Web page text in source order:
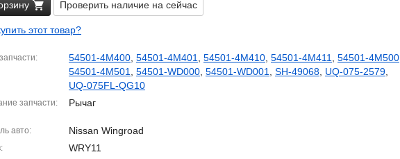
Проверить наличие на сейчас
этот товар?
54501-4M400 54501-4M401 54501-4M410 54501-4M411 54501-4M500
54501-4M501
54501-WD000 54501-WD001 SH-49068 UQ-075-2579
UQ-075FL-QG10
запчасти Рычаг
авто Nissan Wingroad
WRY11